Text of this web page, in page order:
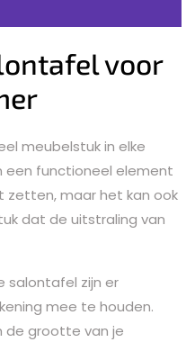
voor
meubelstuk in elke
een functioneel element
zetten, maar het kan ook
dat de uitstraling van
salontafel zijn er
mee te houden.
de grootte van je